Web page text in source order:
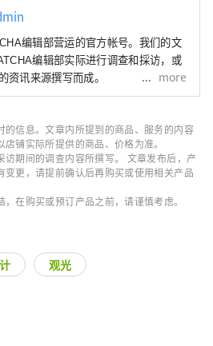
编辑部营运的官方帐号。我们的文
编辑部实际进行调查和採访，或
资讯来源撰写而成。
more
信息。文章内所提到的商品、服务的内容
铺实际所提供的商品、价格为准。
期间的调查内容所撰写。 文章发布后，产
变更，请提前确认后再购买或使用相关产品
在购买或预订产品之前，请谨慎考虑。
观光